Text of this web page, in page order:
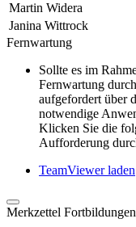
Martin Widera
Janina Wittrock
Fernwartung
Sollte es im
Fernwartung
aufgefordert über
notwendige
Klicken Sie die
Aufforderung
TeamViewer laden
Merkzettel Fortbildungen